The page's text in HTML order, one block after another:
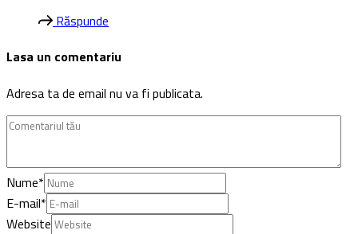
Răspunde
Lasa un comentariu
Adresa ta de email nu va fi publicata.
Nume*
E-mail*
Website